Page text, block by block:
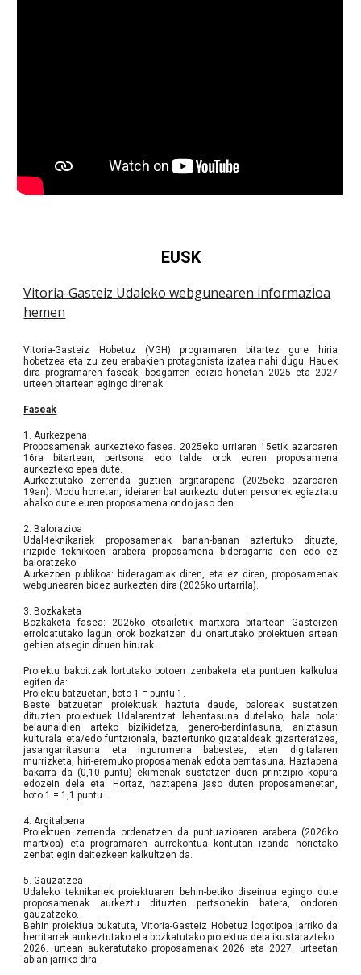
EUSK
Vitoria-Gasteiz Udaleko webgunearen informazioa
hemen
Vitoria-Gasteiz Hobetuz (VGH) programaren bitartez gure hiria
hobetzea eta zu zeu erabakien protagonista izatea nahi dugu. Hauek
dira programaren faseak, bosgarren edizio honetan 2025 eta 2027
urteen bitartean egingo direnak:
Faseak
1. Aurkezpena
Proposamenak aurkezteko fasea. 2025eko urriaren 15etik azaroaren
16ra bitartean, pertsona edo talde orok euren proposamena
aurkezteko epea dute.
Aurkeztutako zerrenda guztien argitarapena (2025eko azaroaren
19an). Modu honetan, ideiaren bat aurkeztu duten personek egiaztatu
ahalko dute euren proposamena ondo jaso den.
2. Balorazioa
Udal-teknikariek proposamenak banan-banan aztertuko dituzte,
irizpide teknikoen arabera proposamena bideragarria den edo ez
baloratzeko.
Aurkezpen publikoa: bideragarriak diren, eta ez diren, proposamenak
webgunearen bidez aurkezten dira (2026ko urtarrila).
3. Bozkaketa
Bozkaketa fasea: 2026ko otsailetik martxora bitartean Gasteizen
erroldatutako lagun orok bozkatzen du onartutako proiektuen artean
gehien atsegin dituen hirurak.
Proiektu bakoitzak lortutako botoen zenbaketa eta puntuen kalkulua
egiten da:
Proiektu batzuetan, boto 1 = puntu 1.
Beste batzuetan proiektuak haztuta daude, baloreak sustatzen
dituzten proiektuek Udalarentzat lehentasuna dutelako, hala nola:
belaunaldien arteko bizikidetza, genero-berdintasuna, aniztasun
kulturala eta/edo funtzionala, bazterturiko gizataldeak gizarteratzea,
jasangarritasuna eta ingurumena babestea, eten digitalaren
murrizketa, hiri-eremuko proposamenak edota berritasuna. Haztapena
bakarra da (0,10 puntu) ekimenak sustatzen duen printzipio kopura
edozein dela eta. Hortaz, haztapena jaso duten proposamenetan,
boto 1 = 1,1 puntu.
4. Argitalpena
Proiektuen zerrenda ordenatzen da puntuazioaren arabera (2026ko
martxoa) eta programaren aurrekontua kontutan izanda horietako
zenbat egin daitezkeen kalkultzen da.
5. Gauzatzea
Udaleko teknikariek proiektuaren behin-betiko diseinua egingo dute
proposamenak aurkeztu dituzten pertsonekin batera, ondoren
gauzatzeko.
Behin proiektua bukatuta, Vitoria-Gasteiz Hobetuz logotipoa jarriko da
herritarrek aurkeztutako eta bozkatutako proiektua dela ikustarazteko.
2026. urtean aukeratutako proposamenak 2026 eta 2027. urteetan
abian jarriko dira.